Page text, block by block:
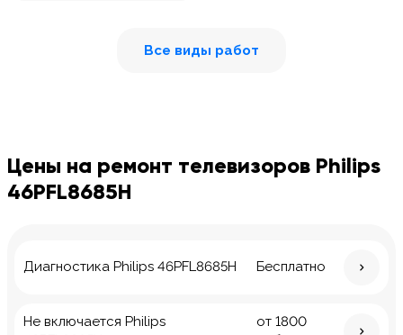
Все виды работ
Цены на ремонт телевизоров Philips
46PFL8685H
Диагностика Philips 46PFL8685H Бесплатно
Не включается Philips
от 1800